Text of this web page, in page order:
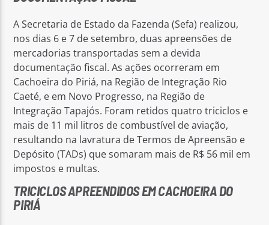
A Secretaria de Estado da Fazenda (Sefa) realizou,
nos dias 6 e 7 de setembro, duas apreensões de
mercadorias transportadas sem a devida
documentação fiscal. As ações ocorreram em
Cachoeira do Piriá, na Região de Integração Rio
Caeté, e em Novo Progresso, na Região de
Integração Tapajós. Foram retidos quatro triciclos e
mais de 11 mil litros de combustível de aviação,
resultando na lavratura de Termos de Apreensão e
Depósito (TADs) que somaram mais de R$ 56 mil em
impostos e multas.
TRICICLOS APREENDIDOS EM CACHOEIRA DO
PIRIÁ